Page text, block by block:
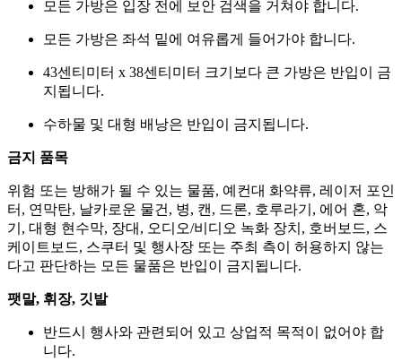
모든 가방은 입장 전에 보안 검색을 거쳐야 합니다.
모든 가방은 좌석 밑에 여유롭게 들어가야 합니다.
43센티미터 x 38센티미터 크기보다 큰 가방은 반입이 금
지됩니다.
수하물 및 대형 배낭은 반입이 금지됩니다.
금지 품목
위험 또는 방해가 될 수 있는 물품, 예컨대 화약류, 레이저 포인
터, 연막탄, 날카로운 물건, 병, 캔, 드론, 호루라기, 에어 혼, 악
기, 대형 현수막, 장대, 오디오/비디오 녹화 장치, 호버보드, 스
케이트보드, 스쿠터 및 행사장 또는 주최 측이 허용하지 않는
다고 판단하는 모든 물품은 반입이 금지됩니다.
팻말, 휘장, 깃발
반드시 행사와 관련되어 있고 상업적 목적이 없어야 합
니다.